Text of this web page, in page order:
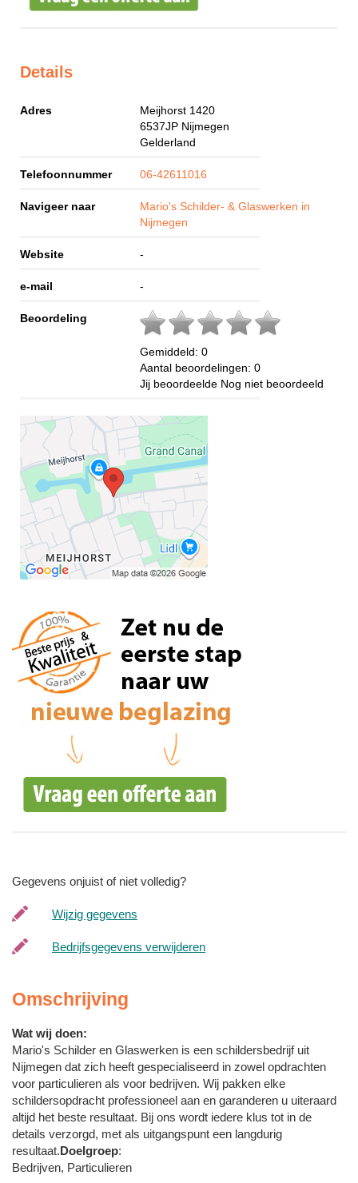
Details
Adres
Meijhorst 1420
6537JP Nijmegen
Gelderland
Telefoonnummer 06-42611016
Navigeer naar
Mario's Schilder- & Glaswerken in
Nijmegen
Website -
e-mail -
Beoordeling
Gemiddeld: 0
Aantal beoordelingen: 0
Jij beoordeelde Nog niet beoordeeld
Gegevens onjuist of niet volledig?
Wijzig gegevens
Bedrijfsgegevens verwijderen
Omschrijving
Wat wij doen:
Mario's Schilder en Glaswerken is een schildersbedrijf uit
Nijmegen dat zich heeft gespecialiseerd in zowel opdrachten
voor particulieren als voor bedrijven. Wij pakken elke
schildersopdracht professioneel aan en garanderen u uiteraard
altijd het beste resultaat. Bij ons wordt iedere klus tot in de
details verzorgd, met als uitgangspunt een langdurig
resultaat.Doelgroep:
Bedrijven, Particulieren